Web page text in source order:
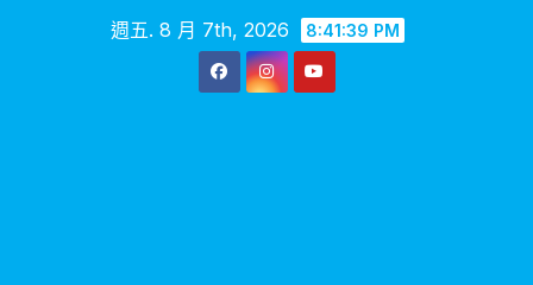
週五. 8 月 7th, 2026 8:41:40 PM